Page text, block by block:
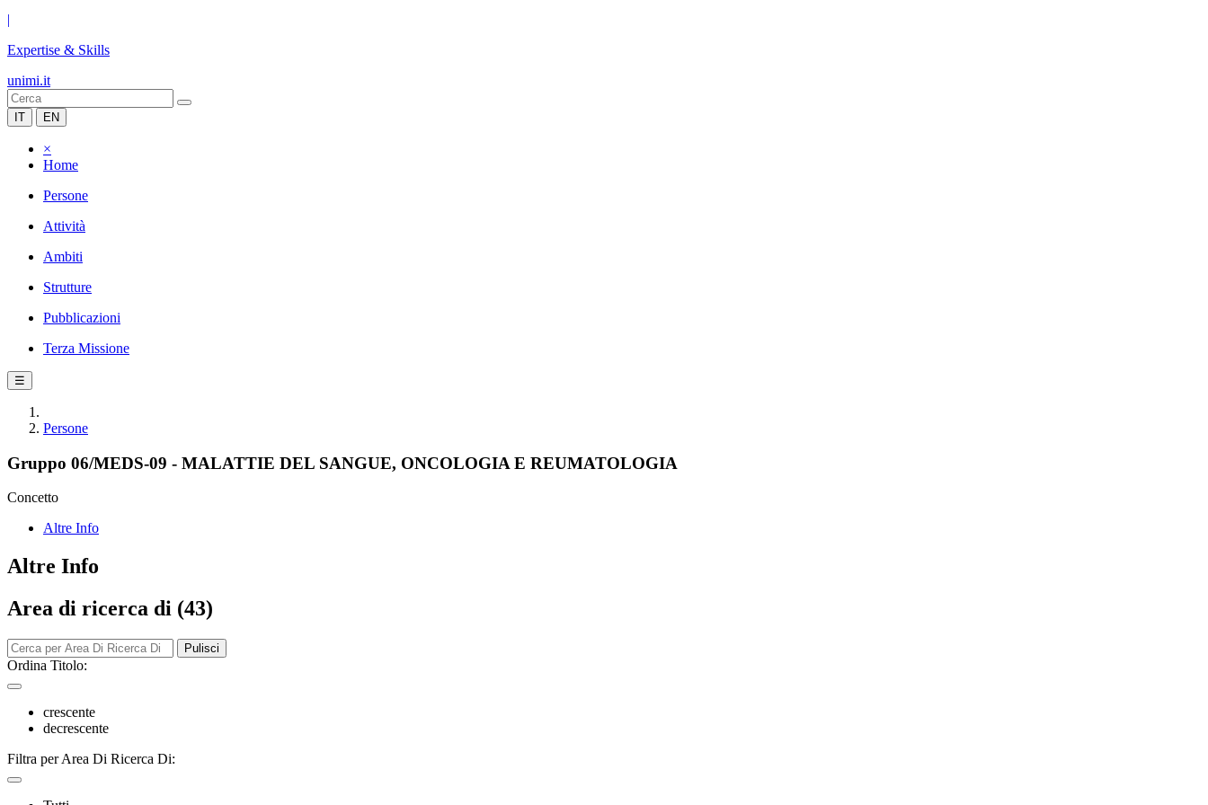
|
Expertise & Skills
unimi.it
IT EN
×
Home
Persone
Attività
Ambiti
Strutture
Pubblicazioni
Terza Missione
☰
Persone
Gruppo 06/MEDS-09 - MALATTIE DEL SANGUE, ONCOLOGIA E REUMATOLOGIA
Concetto
Altre Info
Altre Info
Area di ricerca di (43)
Pulisci
Ordina Titolo:
crescente
decrescente
Filtra per Area Di Ricerca Di: